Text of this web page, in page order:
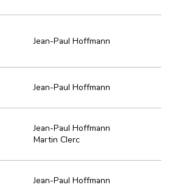
Jean-Paul Hoffmann
Jean-Paul Hoffmann
Jean-Paul Hoffmann
Martin Clerc
Jean-Paul Hoffmann